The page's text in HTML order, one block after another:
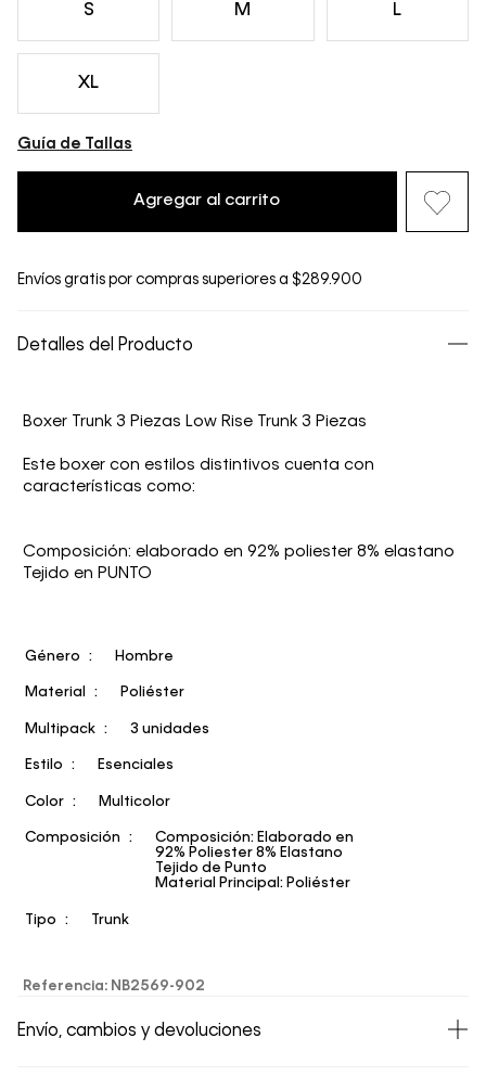
S M L
XL
Guía de Tallas
Agregar al carrito
Envíos gratis por compras superiores a $289.900
Detalles del Producto
Boxer Trunk 3 Piezas Low Rise Trunk 3 Piezas
Este boxer con estilos distintivos cuenta con
características como:
Composición: elaborado en 92% poliester 8% elastano
Tejido en PUNTO
Género Hombre
Material Poliéster
Multipack 3 unidades
Estilo Esenciales
Color Multicolor
Composición
Composición: Elaborado en
92% Poliester 8% Elastano
Tejido de Punto
Material Principal: Poliéster
Tipo Trunk
Referencia: NB2569-902
Envío, cambios y devoluciones